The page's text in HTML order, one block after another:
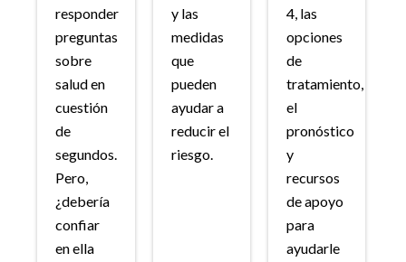
responder
preguntas
sobre
salud en
cuestión
de
segundos.
Pero,
¿debería
confiar
en ella
y las
medidas
que
pueden
ayudar a
reducir el
riesgo.
4, las
opciones
de
tratamiento,
el
pronóstico
y
recursos
de apoyo
para
ayudarle